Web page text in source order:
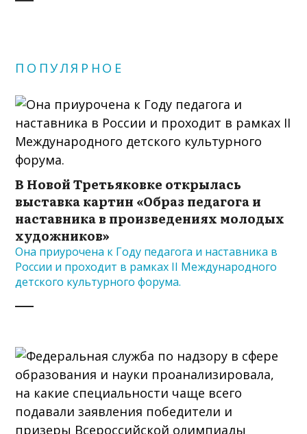
ПОПУЛЯРНОЕ
В Новой Третьяковке открылась
выставка картин «Образ педагога и
наставника в произведениях молодых
художников»
Она приурочена к Году педагога и наставника в
России и проходит в рамках II Международного
детского культурного форума.